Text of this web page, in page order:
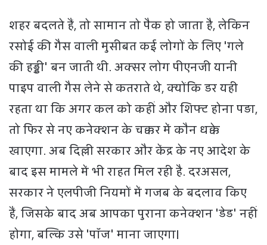
शहर बदलते हैं, तो सामान तो पैक हो जाता है, लेकिन
रसोई की गैस वाली मुसीबत कई लोगों के लिए 'गले
की हड्डी' बन जाती थी. अक्सर लोग पीएनजी यानी
पाइप वाली गैस लेने से कतराते थे, क्योंकि डर यही
रहता था कि अगर कल को कहीं और शिफ्ट होना पड़ा,
तो फिर से नए कनेक्शन के चक्कर में कौन धक्के
खाएगा. अब दिल्ली सरकार और केंद्र के नए आदेश के
बाद इस मामले में भी राहत मिल रही है. दरअसल,
सरकार ने एलपीजी नियमों में गजब के बदलाव किए
हैं, जिसके बाद अब आपका पुराना कनेक्शन 'डेड' नहीं
होगा, बल्कि उसे 'पॉज' माना जाएगा।